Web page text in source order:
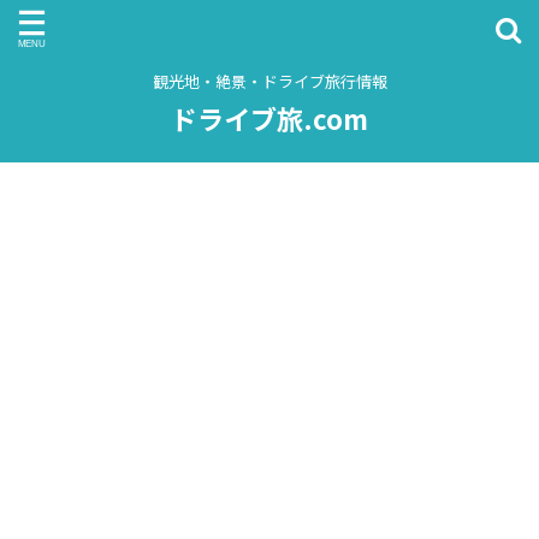
観光地・絶景・ドライブ旅行情報
ドライブ旅.com